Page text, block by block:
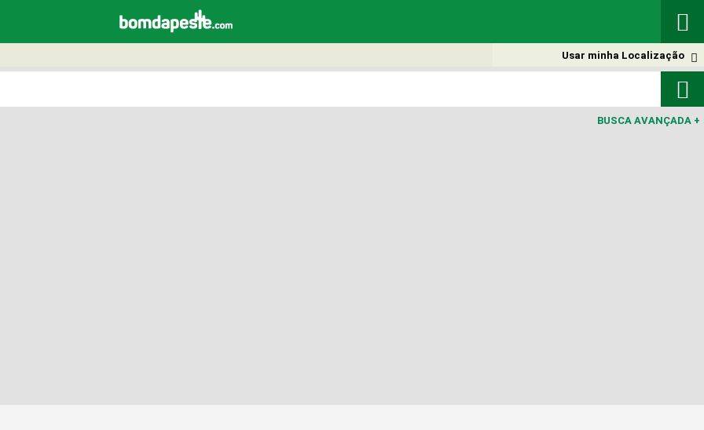


Usar minha Localização

BUSCA AVANÇADA +